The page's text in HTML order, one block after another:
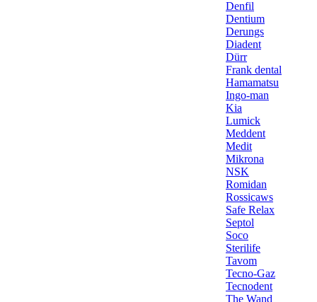
Denfil
Dentium
Derungs
Diadent
Dürr
Frank dental
Hamamatsu
Ingo-man
Kia
Lumick
Meddent
Medit
Mikrona
NSK
Romidan
Rossicaws
Safe Relax
Septol
Soco
Sterilife
Tavom
Tecno-Gaz
Tecnodent
The Wand